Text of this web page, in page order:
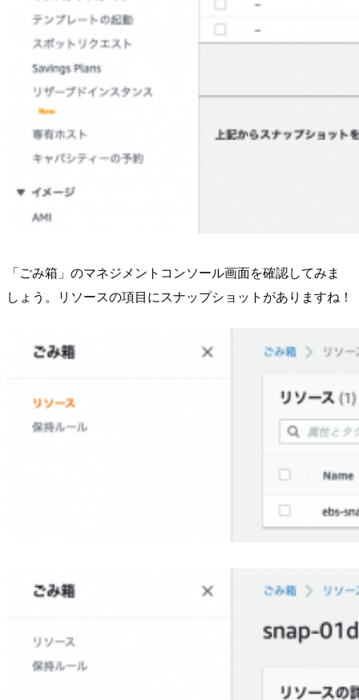
「ごみ箱」のマネジメントコンソール画面を確認してみま
しょう。リソースの項目にスナップショットがありますね！